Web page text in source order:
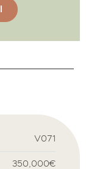
V071
350,000€